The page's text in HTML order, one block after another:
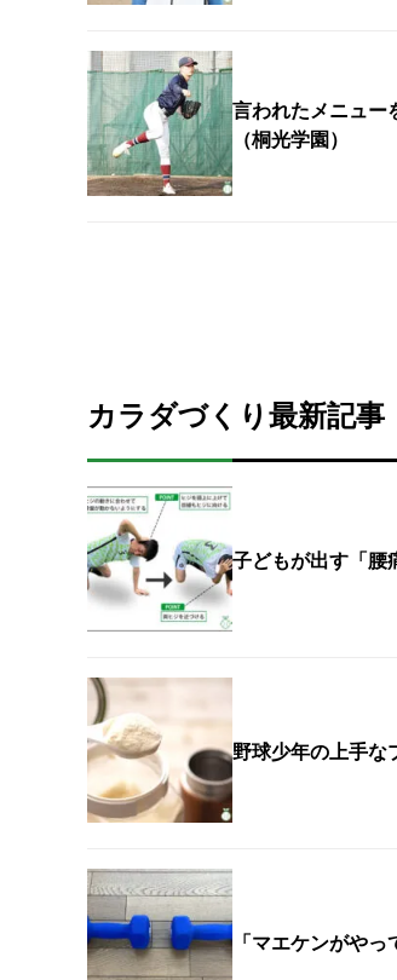
言われたメニュー
（桐光学園）
カラダづくり最新記事
子どもが出す「腰
野球少年の上手な
「マエケンがや